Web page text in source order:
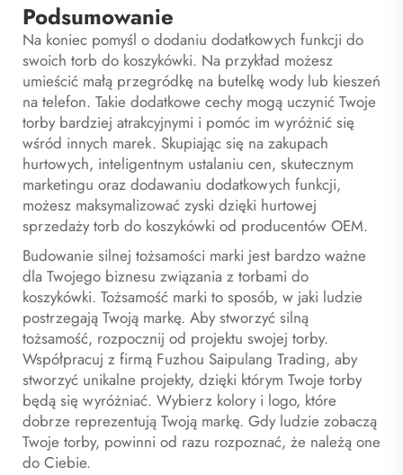
Podsumowanie
Na koniec pomyśl o dodaniu dodatkowych funkcji do
swoich torb do koszykówki. Na przykład możesz
umieścić małą przegródkę na butelkę wody lub kieszeń
na telefon. Takie dodatkowe cechy mogą uczynić Twoje
torby bardziej atrakcyjnymi i pomóc im wyróżnić się
wśród innych marek. Skupiając się na zakupach
hurtowych, inteligentnym ustalaniu cen, skutecznym
marketingu oraz dodawaniu dodatkowych funkcji,
możesz maksymalizować zyski dzięki hurtowej
sprzedaży torb do koszykówki od producentów OEM.
Budowanie silnej tożsamości marki jest bardzo ważne
dla Twojego biznesu związania z torbami do
koszykówki. Tożsamość marki to sposób, w jaki ludzie
postrzegają Twoją markę. Aby stworzyć silną
tożsamość, rozpocznij od projektu swojej torby.
Współpracuj z firmą Fuzhou Saipulang Trading, aby
stworzyć unikalne projekty, dzięki którym Twoje torby
będą się wyróżniać. Wybierz kolory i logo, które
dobrze reprezentują Twoją markę. Gdy ludzie zobaczą
Twoje torby, powinni od razu rozpoznać, że należą one
do Ciebie.